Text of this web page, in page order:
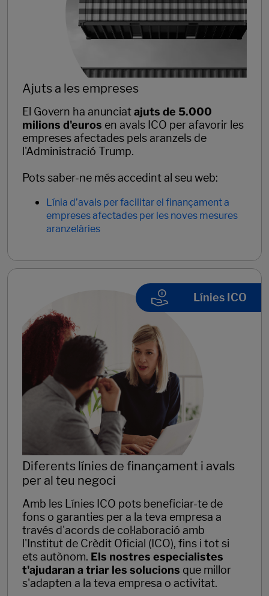
Ajuts a les empreses
El Govern ha anunciatajuts de 5.000
milions d'euros en avals ICO per afavorir les
empreses afectades pels aranzels de
l'Administració Trump.
Pots saber-ne més accedint al seu web:
Línia d’avals per facilitar el finançament a
empreses afectades per les noves mesures
aranzelàries
Línies ICO
Diferents línies de finançament i avals
per al teu negoci
Amb les Línies ICO pots beneficiar-te de
fons o garanties per a la teva empresa a
través d'acords de col·laboració amb
l'Institut de Crèdit Oficial (ICO), fins i tot si
ets autònom. Els nostres especialistes
t'ajudaran a triar les solucions que millor
s'adapten a la teva empresa o activitat.